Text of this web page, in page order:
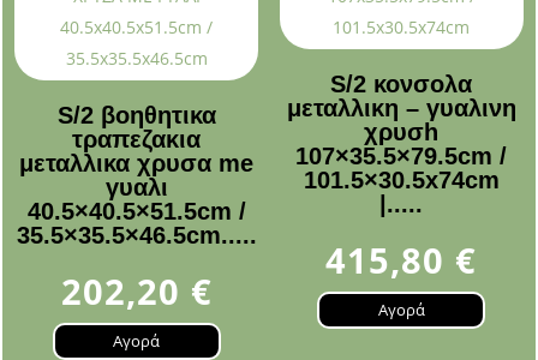
S/2 βοηθητικα
τραπεζακια
μεταλλικα χρυσα me
γυαλι
40.5×40.5×51.5cm /
35.5×35.5×46.5cm.....
202,20 €
Αγορά
S/2 κονσολα
μεταλλικη – γυαλινη
χρυσh
107×35.5×79.5cm /
101.5×30.5x74cm
|.....
415,80 €
Αγορά